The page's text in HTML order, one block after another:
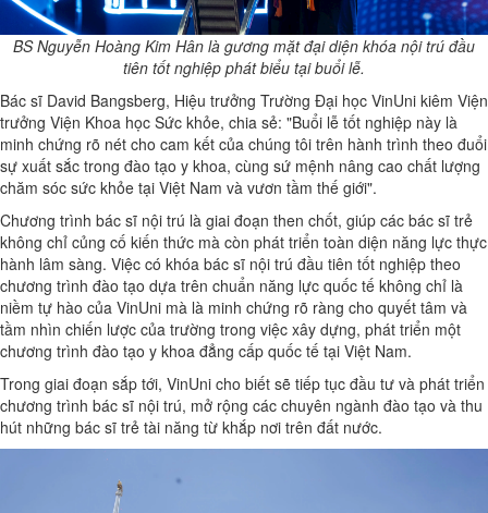
BS Nguyễn Hoàng Kim Hân là gương mặt đại diện khóa nội trú đầu
tiên tốt nghiệp phát biểu tại buổi lễ.
Bác sĩ David Bangsberg, Hiệu trưởng Trường Đại học VinUni kiêm Viện
trưởng Viện Khoa học Sức khỏe, chia sẻ: "Buổi lễ tốt nghiệp này là
minh chứng rõ nét cho cam kết của chúng tôi trên hành trình theo đuổi
sự xuất sắc trong đào tạo y khoa, cùng sứ mệnh nâng cao chất lượng
chăm sóc sức khỏe tại Việt Nam và vươn tầm thế giới".
Chương trình bác sĩ nội trú là giai đoạn then chốt, giúp các bác sĩ trẻ
không chỉ củng cố kiến thức mà còn phát triển toàn diện năng lực thực
hành lâm sàng. Việc có khóa bác sĩ nội trú đầu tiên tốt nghiệp theo
chương trình đào tạo dựa trên chuẩn năng lực quốc tế không chỉ là
niềm tự hào của VinUni mà là minh chứng rõ ràng cho quyết tâm và
tầm nhìn chiến lược của trường trong việc xây dựng, phát triển một
chương trình đào tạo y khoa đẳng cấp quốc tế tại Việt Nam.
Trong giai đoạn sắp tới, VinUni cho biết sẽ tiếp tục đầu tư và phát triển
chương trình bác sĩ nội trú, mở rộng các chuyên ngành đào tạo và thu
hút những bác sĩ trẻ tài năng từ khắp nơi trên đất nước.